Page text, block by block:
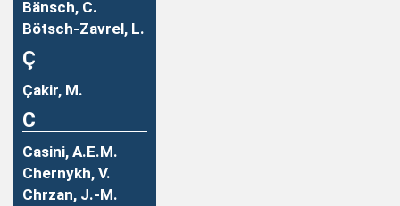
Bänsch, C.
Bötsch-Zavrel, L.
Ç
Çakir, M.
C
Casini, A.E.M.
Chernykh, V.
Chrzan, J.-M.